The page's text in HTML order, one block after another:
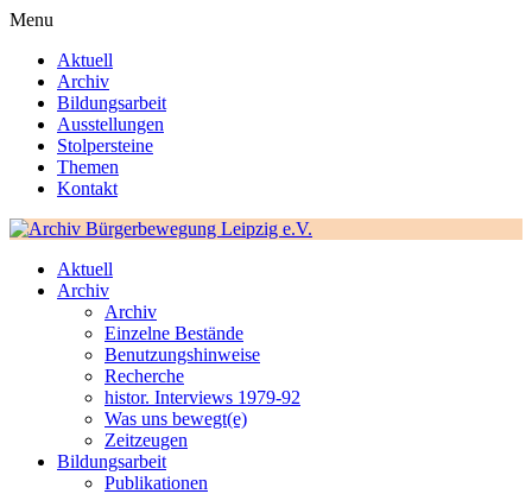
Menu
Aktuell
Archiv
Bildungsarbeit
Ausstellungen
Stolpersteine
Themen
Kontakt
Aktuell
Archiv
Archiv
Einzelne Bestände
Benutzungshinweise
Recherche
histor. Interviews 1979-92
Was uns bewegt(e)
Zeitzeugen
Bildungsarbeit
Publikationen